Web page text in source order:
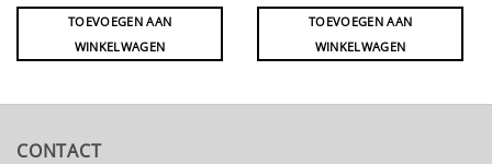
TOEVOEGEN AAN
WINKELWAGEN
TOEVOEGEN AAN
WINKELWAGEN
CONTACT